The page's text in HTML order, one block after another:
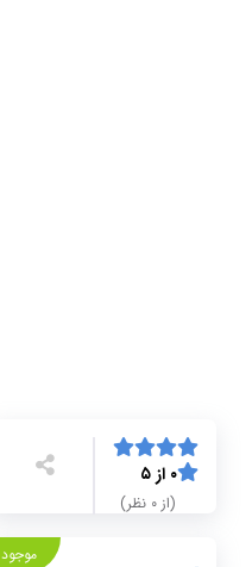
۰ از ۵
(از ۰ نظر)
موجود